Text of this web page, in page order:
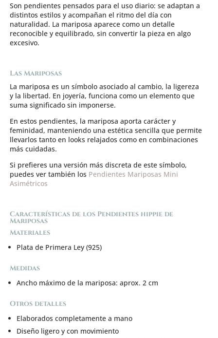
Son pendientes pensados para el uso diario: se adaptan a
distintos estilos y acompañan el ritmo del día con
naturalidad. La mariposa aparece como un detalle
reconocible y equilibrado, sin convertir la pieza en algo
excesivo.
Las Mariposas
La mariposa es un símbolo asociado al cambio, la ligereza
y la libertad. En joyería, funciona como un elemento que
suma significado sin imponerse.
En estos pendientes, la mariposa aporta carácter y
feminidad, manteniendo una estética sencilla que permite
llevarlos tanto en looks relajados como en combinaciones
más cuidadas.
Si prefieres una versión más discreta de este símbolo,
puedes ver también los Pendientes Mariposas Mini
Asimétricos
Características de los Pendientes hippie de
Mariposas
Materiales
Plata de Primera Ley (925)
Medidas
Ancho máximo de la mariposa: aprox. 2 cm
Otros detalles
Elaborados completamente a mano
Diseño ligero y con movimiento